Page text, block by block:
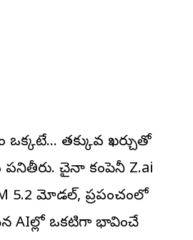
ఒక్కటే… తక్కువ ఖర్చుతో
చైనా కంపెనీ Z.ai
5.2 మోడల్, ప్రపంచంలో
AIల్లో ఒకటిగా భావించే